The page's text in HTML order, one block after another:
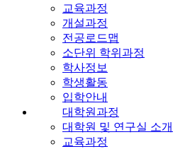
교육과정
개설과정
전공로드맵
소단위 학위과정
학사정보
학생활동
입학안내
대학원과정
대학원 및 연구실 소개
교육과정